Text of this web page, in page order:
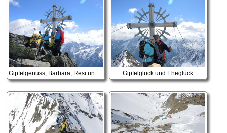
Gipfelglück und Eheglück